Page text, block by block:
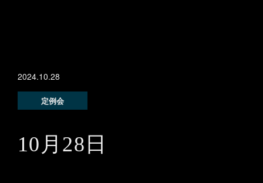
2024.10.28
定例会
10月28日